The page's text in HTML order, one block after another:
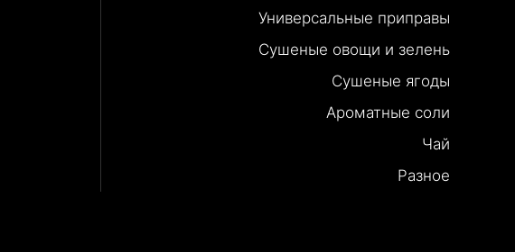
Универсальные приправы
Сушеные овощи и зелень
Сушеные ягоды
Ароматные соли
Чай
Разное